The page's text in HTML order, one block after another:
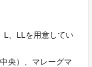
L、LLを用意してい
央）、マレーグマ